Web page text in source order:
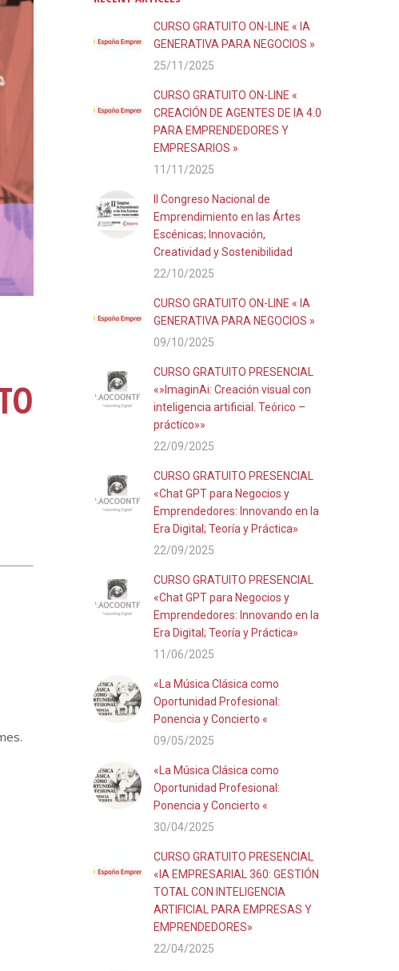
CURSO GRATUITO ON-LINE « IA
GENERATIVA PARA NEGOCIOS »
25/11/2025
CURSO GRATUITO ON-LINE «
CREACIÓN DE AGENTES DE IA 4.0
PARA EMPRENDEDORES Y
EMPRESARIOS »
11/11/2025
II Congreso Nacional de
Emprendimiento en las Ártes
Escénicas; Innovación,
Creatividad y Sostenibilidad
22/10/2025
CURSO GRATUITO ON-LINE « IA
GENERATIVA PARA NEGOCIOS »
09/10/2025
CURSO GRATUITO PRESENCIAL
«»ImaginAi: Creación visual con
inteligencia artificial. Teórico –
práctico»»
22/09/2025
CURSO GRATUITO PRESENCIAL
«Chat GPT para Negocios y
Emprendedores: Innovando en la
Era Digital; Teoría y Práctica»
22/09/2025
CURSO GRATUITO PRESENCIAL
«Chat GPT para Negocios y
Emprendedores: Innovando en la
Era Digital; Teoría y Práctica»
11/06/2025
«La Música Clásica como
Oportunidad Profesional:
Ponencia y Concierto «
09/05/2025
«La Música Clásica como
Oportunidad Profesional:
Ponencia y Concierto «
30/04/2025
CURSO GRATUITO PRESENCIAL
«IA EMPRESARIAL 360: GESTIÓN
TOTAL CON INTELIGENCIA
ARTIFICIAL PARA EMPRESAS Y
EMPRENDEDORES»
22/04/2025